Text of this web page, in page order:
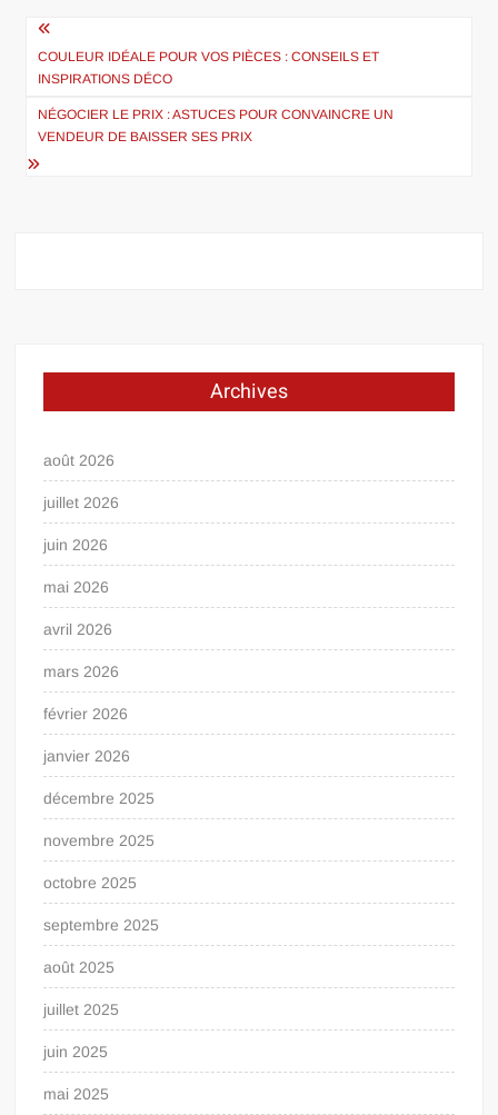
Navigation
de
l’article
COULEUR IDÉALE POUR VOS PIÈCES : CONSEILS ET
INSPIRATIONS DÉCO
NÉGOCIER LE PRIX : ASTUCES POUR CONVAINCRE UN
VENDEUR DE BAISSER SES PRIX
Archives
août 2026
juillet 2026
juin 2026
mai 2026
avril 2026
mars 2026
février 2026
janvier 2026
décembre 2025
novembre 2025
octobre 2025
septembre 2025
août 2025
juillet 2025
juin 2025
mai 2025